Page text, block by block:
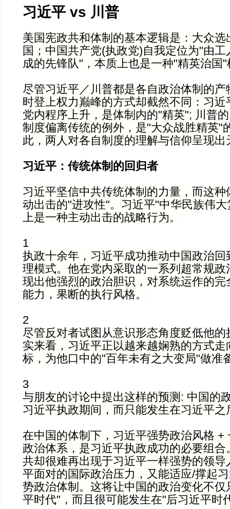
习近平 vs 川普
美国宪政共和体制的基本逻辑是：大众
国；中国共产党(执政党)自我定位为"由
成的先锋队"，本质上也是一种"精英治国"
尽管习近平／川普都是各自政治体制的
时登上权力巅峰的方式却截然不同：习
党内程序上升，是体制内的"精英"; 川普
制度偏离传统的例外，是"大众战胜精英"
此，两人对各自制度的理解与信仰呈现出
习近平：传统体制的回归者
习近平坚信中共传统体制的力量，而这
动出击的"进攻性"。习近平"中华民族伟
上是一种主动出击的战略行为。
1
执政十余年，习近平成功推动中国政治
理模式。他在党内采取的一系列超常规政
现出他强烈的政治胆识，对系统运作的
能力，果断的执行风格。
2
尽管反对者试图从意识形态角度贬低他
实来看，习近平正以越来越娴熟的方式
标，为他口中的"百年未有之大变局"做准
3
与朋友的讨论中提出这样的预测: 中国的
习近平执政期间，而只能发生在习近平之
在中国的体制下，习近平强势政治风格 +
政治体系，是习近平执政成功的必要组
共却很难再出现于习近平一样强势的领
平面对的国际政治压力，又能适应/撑起
势政治体制。这将让中国的政治变化不
平时代"，而且很可能发生在"后习近平时